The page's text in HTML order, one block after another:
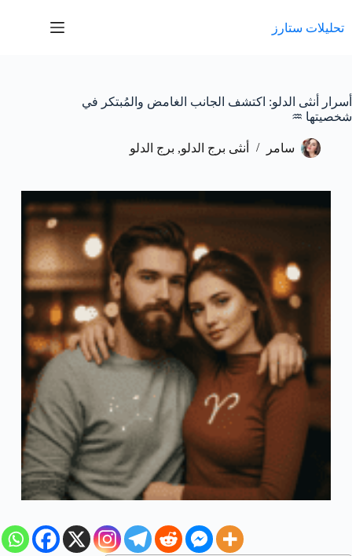
المحتوى
تحليلات ستارز
أسرار أنثى الدلو: اكتشف الجانب الغامض والمُبتكر في
شخصيتها ♒️
سامر أنثى برج الدلو, برج الدلو